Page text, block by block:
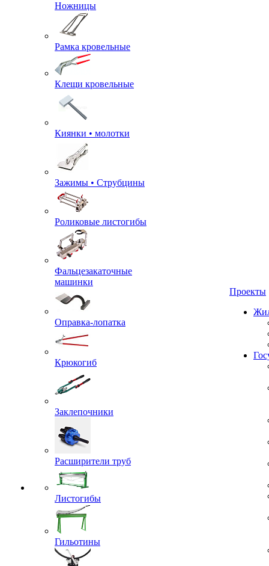
Ножницы
Рамка кровельные
Клещи кровельные
Киянки • молотки
Зажимы • Струбцины
Роликовые листогибы
Фальцезакаточные
машинки
Оправка-лопатка
Крюкогиб
Заклепочники
Расширители труб
Листогибы
Гильотины
Проекты